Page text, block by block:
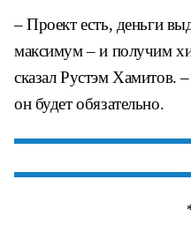
– Проект есть, деньги
максимум – и получим
сказал Рустэм Хамитов.
он будет обязательно.